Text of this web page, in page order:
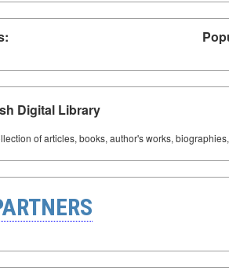
Digital Library
of articles, books, author's works,